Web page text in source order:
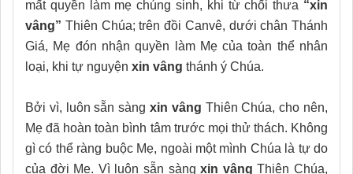
mất quyền làm mẹ chúng sinh, khi từ chối thưa “xin
vâng” Thiên Chúa; trên đồi Canvê, dưới chân Thánh
Giá, Mẹ đón nhận quyền làm Mẹ của toàn thể nhân
loại, khi tự nguyện xin vâng thánh ý Chúa.
Bởi vì, luôn sẵn sàng xin vâng Thiên Chúa, cho nên,
Mẹ đã hoàn toàn bình tâm trước mọi thử thách. Không
gì có thể ràng buộc Mẹ, ngoài một mình Chúa là tự do
của đời Mẹ. Vì luôn sẵn sàngxin vâng Thiên Chúa,